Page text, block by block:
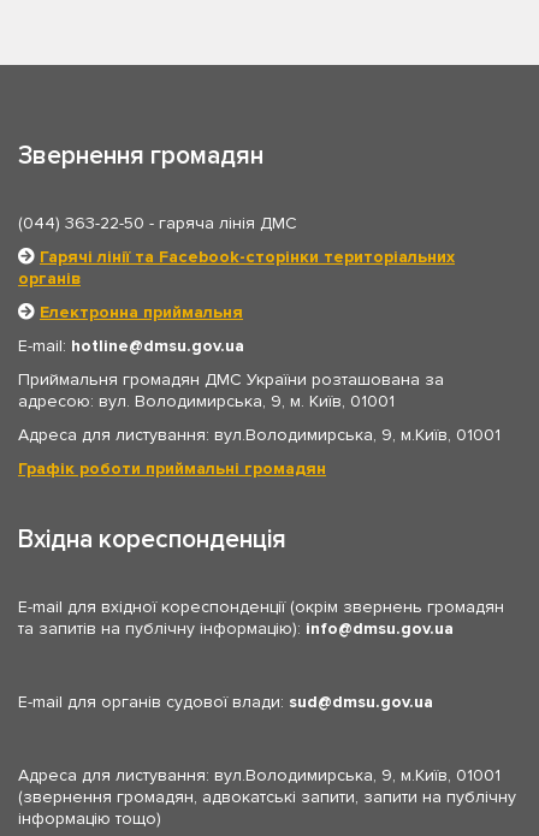
Звернення громадян
(044) 363-22-50 - гаряча лінія ДМС
Гарячі лінії та Facebook-сторінки територіальних
органів
Електронна приймальня
E-mail: hotline
dmsu.gov.ua
Приймальня громадян ДМС України розташована за
адресою: вул. Володимирська, 9, м. Київ, 01001
Адреса для листування: вул.Володимирська, 9, м.Київ, 01001
Графік роботи приймальні громадян
Вхідна кореспонденція
E-mail для вхідної кореспонденції (окрім звернень громадян
та запитів на публічну інформацію): info dmsu.gov.ua
E-mail для органів судової влади: sud dmsu.gov.ua
Адреса для листування: вул.Володимирська, 9, м.Київ, 01001
(звернення громадян, адвокатські запити, запити на публічну
інформацію тощо)